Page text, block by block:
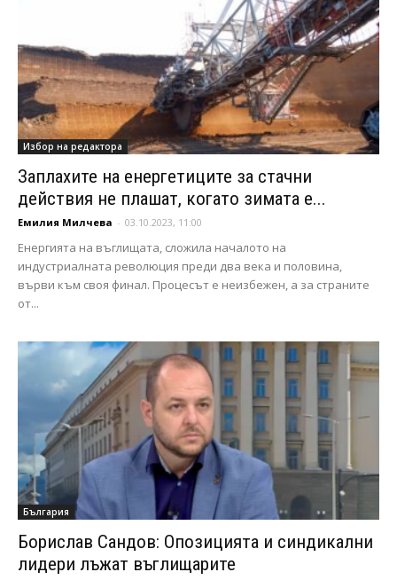
Избор на редактора
Заплахите на енергетиците за стачни
действия не плашат, когато зимата е...
Емилия Милчева - 03.10.2023, 11:00
Енергията на въглищата, сложила началото на
индустриалната революция преди два века и половина,
върви към своя финал. Процесът е неизбежен, а за страните
от...
България
Борислав Сандов: Опозицията и синдикални
лидери лъжат въглищарите